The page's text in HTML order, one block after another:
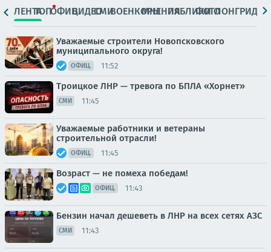
ЛЕНТАТОПОФИЦ.ВИДЕОСМИВОЕНКОРЫМНЕНИЯПАБЛИКИ
ФОТОЛОНГРИДЫ
Уважаемые строители Новопсковского
муниципального округа!
ОФИЦ. 11:52
Троицкое ЛНР — тревога по БПЛА «Хорнет»
СМИ 11:45
Уважаемые работники и ветераны
строительной отрасли!
ОФИЦ. 11:45
Возраст — не помеха победам!
ОФИЦ. 11:43
Бензин начал дешеветь в ЛНР на всех сетях АЗС
СМИ 11:43